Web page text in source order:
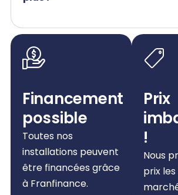
Financement
possible
Toutes nos
installations peuvent
être financées grâce
à Franfinance.
Prix
!
Nous
prix